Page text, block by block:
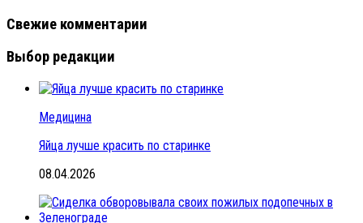
Свежие комментарии
Выбор редакции
Медицина
Яйца лучше красить по старинке
08.04.2026